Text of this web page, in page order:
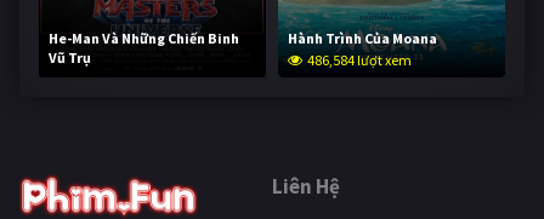
He-Man Và Những Chiến Binh
Vũ Trụ
234,791 lượt xem
Hành Trình Của Moana
486,584 lượt xem
Liên Hệ